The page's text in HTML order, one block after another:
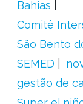
Bahias
Comitê
São Bento
SEMED
gestão de